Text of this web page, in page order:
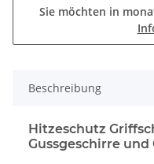
Sie möchten in
Beschreibung
Hitzeschutz
Gussgeschirre